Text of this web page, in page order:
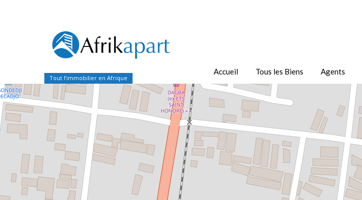
Tout l’immobilier en Afrique
Accueil Tous les Biens Agents